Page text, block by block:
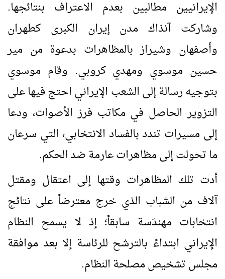
الإيرانيين مطالبين بعدم الاعتراف بنتائجها.
وشاركت آنذاك مدن إيران الكبرى كطهران
وأصفهان وشيراز بالمظاهرات بدعوة من مير
حسين موسوي ومهدي كروبي. وقام موسوي
بتوجيه رسالة إلى الشعب الإيراني احتج فيها على
التزوير الحاصل في مكاتب فرز الأصوات، ودعا
إلى مسيرات تندد بالفساد الانتخابي، التي سرعان
ما تحولت إلى مظاهرات عارمة ضد الحكم.
أدت تلك المظاهرات وقتها إلى اعتقال ومقتل
آلاف من الشباب الذي خرج معترضاً على نتائج
انتخابات مهندَسة سابقاً؛ إذ لا يسمح النظام
الإيراني ابتداءً بالترشح للرئاسة إلا بعد موافقة
مجلس تشخيص مصلحة النظام.